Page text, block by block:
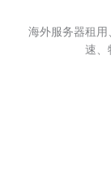
海外服务器租
速、